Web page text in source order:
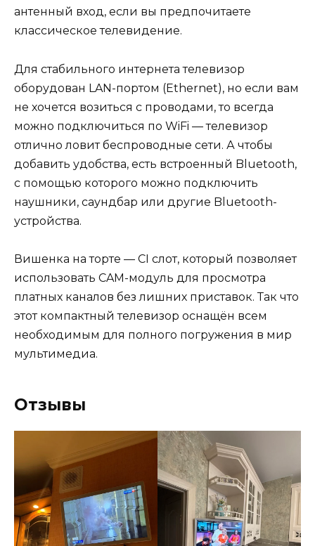
антенный вход, если вы предпочитаете
классическое телевидение.
Для стабильного интернета телевизор
оборудован LAN-портом (Ethernet), но если вам
не хочется возиться с проводами, то всегда
можно подключиться по WiFi — телевизор
отлично ловит беспроводные сети. А чтобы
добавить удобства, есть встроенный Bluetooth,
с помощью которого можно подключить
наушники, саундбар или другие Bluetooth-
устройства.
Вишенка на торте — CI слот, который позволяет
использовать CAM-модуль для просмотра
платных каналов без лишних приставок. Так что
этот компактный телевизор оснащён всем
необходимым для полного погружения в мир
мультимедиа.
Отзывы